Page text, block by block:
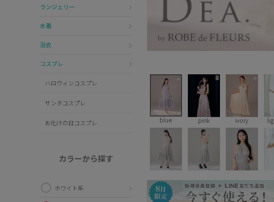
ランジェリー
水着
浴衣
コスプレ
ハロウィンコスプレ
サンタコスプレ
お化けの日コスプレ
カラーから探す
ホワイト系
blue pink ivory